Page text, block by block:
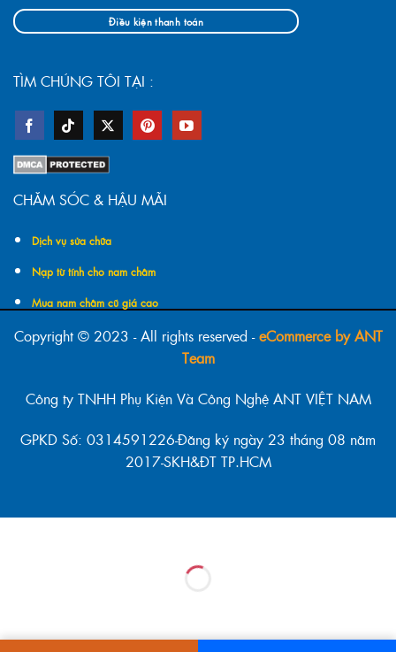
Điều kiện thanh toán
TÌM CHÚNG TÔI TẠI :
CHĂM SÓC & HẬU MÃI
Dịch vụ sửa chữa
Nạp từ tính cho nam châm
Mua nam châm cũ giá cao
Copyright © 2023 - All rights reserved -eCommerce by ANT
Team
Công ty TNHH Phụ Kiện Và Công Nghệ ANT VIỆT NAM
GPKD Số: 0314591226-Đăng ký ngày 23 tháng 08 năm
2017-SKH&ĐT TP.HCM